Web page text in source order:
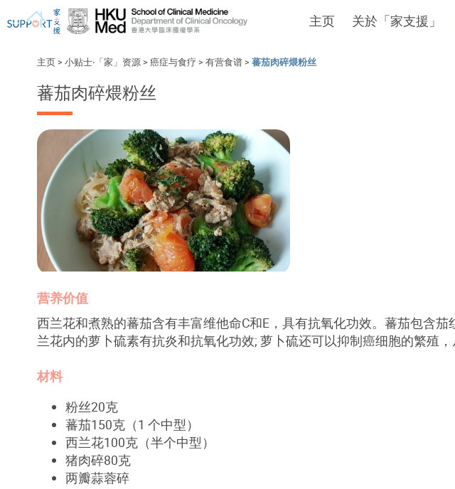
主页 关於「家支援」
我刚得知我患上癌症... 让我们与你并肩而行。
主页> 小贴士‧「家」资源> 癌症与食疗 > 有营食谱> 蕃茄肉碎煨粉丝
蕃茄肉碎煨粉丝
营养价值
西兰花和煮熟的蕃茄含有丰富维他命C和E，具有抗氧化功效。蕃茄包含
兰花内的萝卜硫素有抗炎和抗氧化功效; 萝卜硫还可以抑制癌细胞的繁殖，
材料
粉丝20克
蕃茄150克（1 个中型）
西兰花100克（半个中型）
猪肉碎80克
两瓣蒜蓉碎